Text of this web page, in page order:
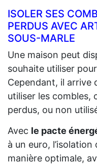
ISOLER SES
PERDUS AVEC
SOUS-MARLE
Une maison peut
souhaite utiliser
Cependant, il arrive
utiliser les combles,
perdus, ou non
Avec le pacte
à un euro,
manière optimale,